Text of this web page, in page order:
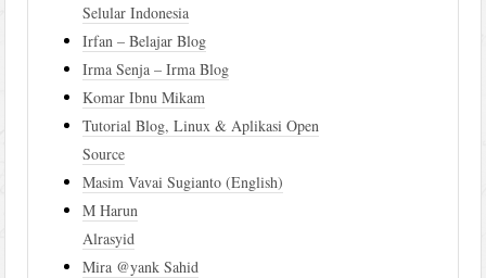
Selular Indonesia
Irfan – Belajar Blog
Irma Senja – Irma Blog
Komar Ibnu Mikam
Tutorial Blog, Linux & Aplikasi Open
Source
Masim Vavai Sugianto (English)
M Harun
Alrasyid
Mira @yank Sahid